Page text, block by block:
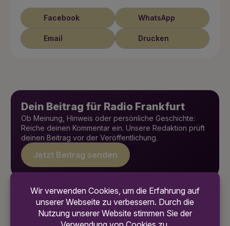
Facebook WhatsApp
Email Drucken
Dein Beitrag für Radio Frankfurt
Ob Meinung, Hinweis oder persönliche Geschichte:
Reiche deinen Kommentar ein. Unsere Redaktion prüft
deinen Beitrag vor der Veröffentlichung.
Jetzt Beitrag senden
Weitere News
7. August 2026